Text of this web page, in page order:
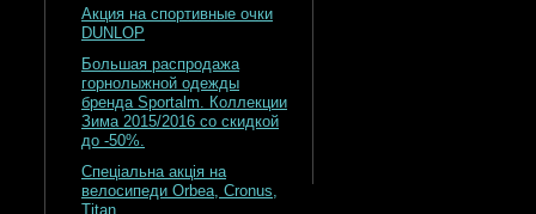
Акция на спортивные очки
DUNLOP
Большая распродажа
горнолыжной одежды
бренда Sportalm. Коллекции
Зима 2015/2016 со скидкой
до -50%.
Спеціальна акція на
велосипеди Orbea, Cronus,
Titan